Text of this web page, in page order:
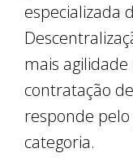
especializada
mais
contratação
responde
categoria.